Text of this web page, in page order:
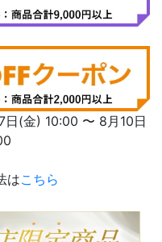
(金) 10:00 〜 8月10日
はこちら